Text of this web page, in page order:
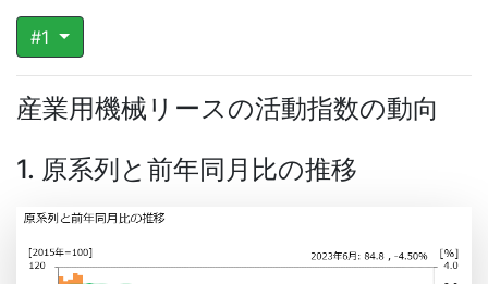
#1
産業用機械リースの活動指数の動向
1. 原系列と前年同月比の推移